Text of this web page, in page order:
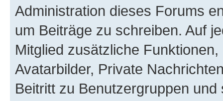
Administration dieses Forums
um Beiträge zu schreiben. Auf
Mitglied zusätzliche
Avatarbilder, Private
Beitritt zu Benutzergruppen